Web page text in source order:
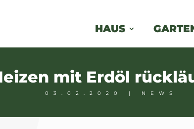
HAUS
mit Erdöl
03.02.2020 | NEWS